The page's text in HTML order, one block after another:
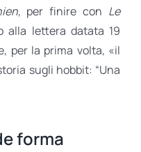
, per finire con Le
alla lettera datata 19
per la prima volta, «il
sugli hobbit: “Una
forma